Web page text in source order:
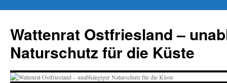
springen
Wattenrat Ostfriesland –
Naturschutz für die Küste